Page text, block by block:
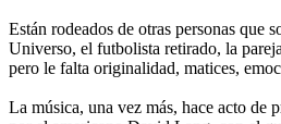
Están rodeados de otras personas que
Universo, el futbolista retirado, la
pero le falta originalidad, matices,
La música, una vez más, hace acto de